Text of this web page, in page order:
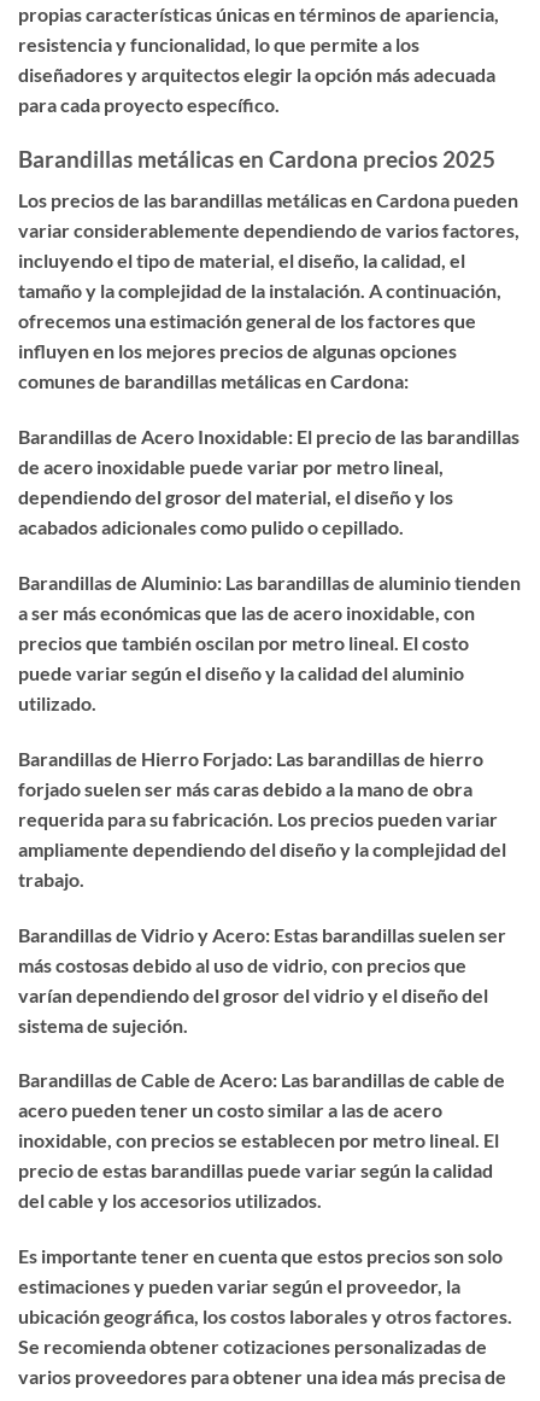
propias características únicas en términos de apariencia,
resistencia y funcionalidad, lo que permite a los
diseñadores y arquitectos elegir la opción más adecuada
para cada proyecto específico.
Barandillas metálicas en Cardona precios 2025
Los precios de las barandillas metálicas en Cardona pueden
variar considerablemente dependiendo de varios factores,
incluyendo el tipo de material, el diseño, la calidad, el
tamaño y la complejidad de la instalación. A continuación,
ofrecemos una estimación general de los factores que
influyen en los mejores precios de algunas opciones
comunes de barandillas metálicas en Cardona:
Barandillas de Acero Inoxidable: El precio de las barandillas
de acero inoxidable puede variar por metro lineal,
dependiendo del grosor del material, el diseño y los
acabados adicionales como pulido o cepillado.
Barandillas de Aluminio: Las barandillas de aluminio tienden
a ser más económicas que las de acero inoxidable, con
precios que también oscilan por metro lineal. El costo
puede variar según el diseño y la calidad del aluminio
utilizado.
Barandillas de Hierro Forjado: Las barandillas de hierro
forjado suelen ser más caras debido a la mano de obra
requerida para su fabricación. Los precios pueden variar
ampliamente dependiendo del diseño y la complejidad del
trabajo.
Barandillas de Vidrio y Acero: Estas barandillas suelen ser
más costosas debido al uso de vidrio, con precios que
varían dependiendo del grosor del vidrio y el diseño del
sistema de sujeción.
Barandillas de Cable de Acero: Las barandillas de cable de
acero pueden tener un costo similar a las de acero
inoxidable, con precios se establecen por metro lineal. El
precio de estas barandillas puede variar según la calidad
del cable y los accesorios utilizados.
Es importante tener en cuenta que estos precios son solo
estimaciones y pueden variar según el proveedor, la
ubicación geográfica, los costos laborales y otros factores.
Se recomienda obtener cotizaciones personalizadas de
varios proveedores para obtener una idea más precisa de